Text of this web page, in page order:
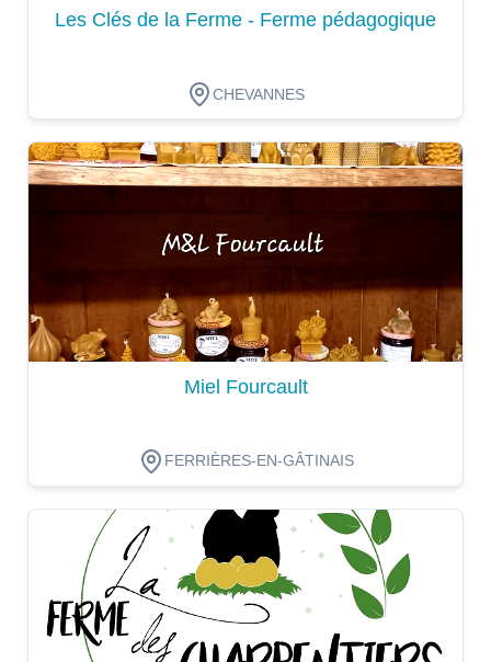
Les Clés de la Ferme - Ferme pédagogique
CHEVANNES
Dégustation
Miel Fourcault
FERRIÈRES-EN-GÂTINAIS
Dégustation